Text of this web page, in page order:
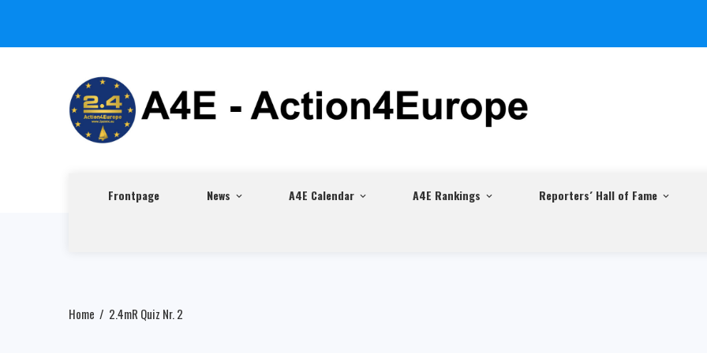
Frontpage News A4E Calendar A4E Rankings Reporters´ Hall of Fame
Home 2.4mR Quiz Nr. 2